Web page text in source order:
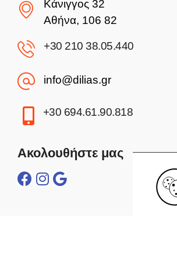
Κάνιγγος 32
Αθήνα, 106 82
+30 210 38.05.440
info@dilias.gr
+30 694.61.90.818
Ακολουθήστε μας